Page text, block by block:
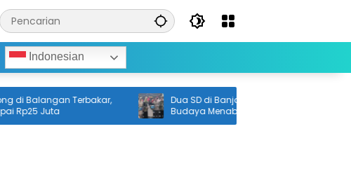
Indonesian
Balangan Terbakar,
Juta
Dua SD di Banjarmasin Jadi Penggerak
Budaya Menabung